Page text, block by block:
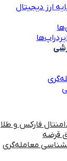
ارز دیجیتال
فارکس و طلا
قرضه
معامله‌گری